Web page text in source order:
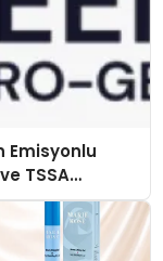
Emisyonlu
TSSA